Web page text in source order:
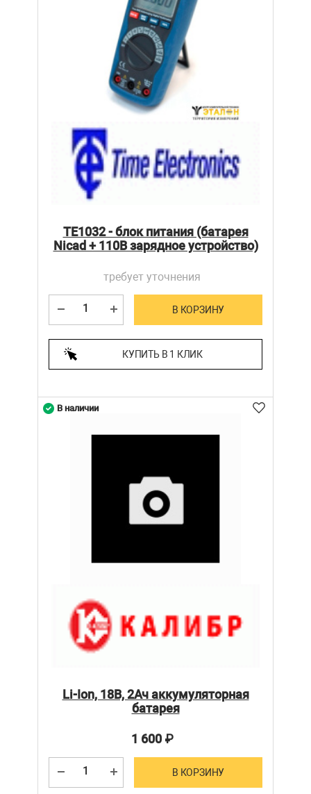
TE1032 - блок питания (батарея
Nicad + 110В зарядное устройство)
требует уточнения
В КОРЗИНУ
КУПИТЬ В 1 КЛИК
Li-Ion, 18В, 2Ач аккумуляторная
батарея
1 600₽
В КОРЗИНУ
В наличии